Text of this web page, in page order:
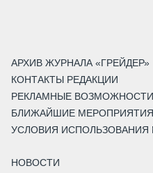
АРХИВ ЖУРНАЛА «ГРЕЙДЕР»
КОНТАКТЫ РЕДАКЦИИ
РЕКЛАМНЫЕ
БЛИЖАЙШИЕ МЕРОПРИЯТИЯ
УСЛОВИЯ ИСПОЛЬЗОВАНИЯ
НОВОСТИ